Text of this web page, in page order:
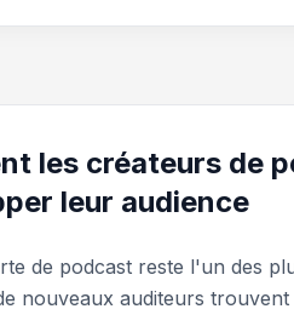
les créateurs de
leur audience
de podcast reste l'un des
nouveaux auditeurs